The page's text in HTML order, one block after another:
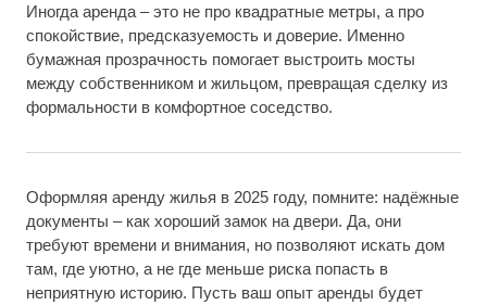
Иногда аренда – это не про квадратные метры, а про
спокойствие, предсказуемость и доверие. Именно
бумажная прозрачность помогает выстроить мосты
между собственником и жильцом, превращая сделку из
формальности в комфортное соседство.
Оформляя аренду жилья в 2025 году, помните: надёжные
документы – как хороший замок на двери. Да, они
требуют времени и внимания, но позволяют искать дом
там, где уютно, а не где меньше риска попасть в
неприятную историю. Пусть ваш опыт аренды будет